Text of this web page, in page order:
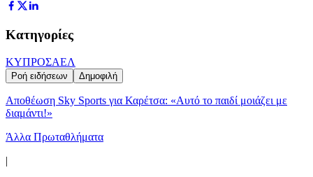
Κατηγορίες
ΚΥΠΡΟΣΑΕΛ
Ροή ειδήσεων Δημοφιλή
Αποθέωση Sky Sports για Καρέτσα: «Αυτό το παιδί μοιάζει με
διαμάντι!»
Άλλα Πρωταθλήματα
|